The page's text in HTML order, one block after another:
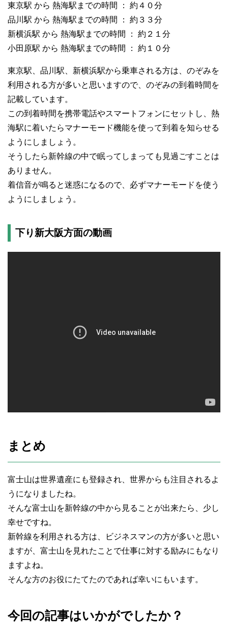
東京駅 から 熱海駅までの時間 ： 約４０分
品川駅 から 熱海駅までの時間 ： 約３３分
新横浜駅 から 熱海駅までの時間 ： 約２１分
小田原駅 から 熱海駅までの時間 ： 約１０分
東京駅、品川駅、新横浜駅から乗車される方は、のぞみを
利用される方が多いと思いますので、のぞみの到着時間を
記載しています。
この到着時間を携帯電話やスマートフォンにセットし、熱
海駅に着いたらマナーモード機能を使って到着を知らせる
ようにしましょう。
そうしたら新幹線の中で眠ってしまっても見過ごすことは
ありません。
着信音が鳴ると迷惑になるので、必ずマナーモードを使う
ようにしましょう。
下り新大阪方面の動画
まとめ
富士山は世界遺産にも登録され、世界からも注目されるよ
うになりましたね。
そんな富士山を新幹線の中から見ることが出来たら、少し
幸せですね。
新幹線を利用される方は、ビジネスマンの方が多いと思い
ますが、富士山を見れたことで仕事に対する励みにもなり
ますよね。
そんな方のお役にたてたのであれば幸いにもいます。
今回の記事はいかがでしたか？